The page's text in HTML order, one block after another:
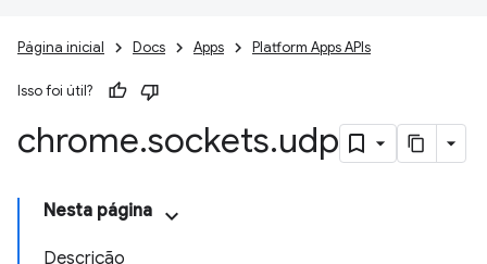
Página inicial Docs Apps Platform Apps APIs
Isso foi útil?
chrome.sockets.udp
Nesta página
Descrição